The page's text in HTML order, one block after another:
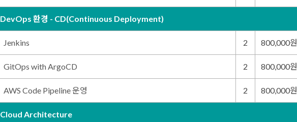
DevOps 환경 - CD(Continuous Deployment)
Jenkins 2 800,000원
GitOps with ArgoCD 2 800,000원
AWS Code Pipeline 운영 2 800,000원
Cloud Architecture